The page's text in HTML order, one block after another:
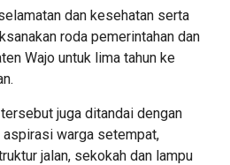
dan kesehatan serta
roda pemerintahan dan
Wajo untuk lima tahun ke
juga ditandai dengan
warga setempat,
jalan, sekokah dan lampu